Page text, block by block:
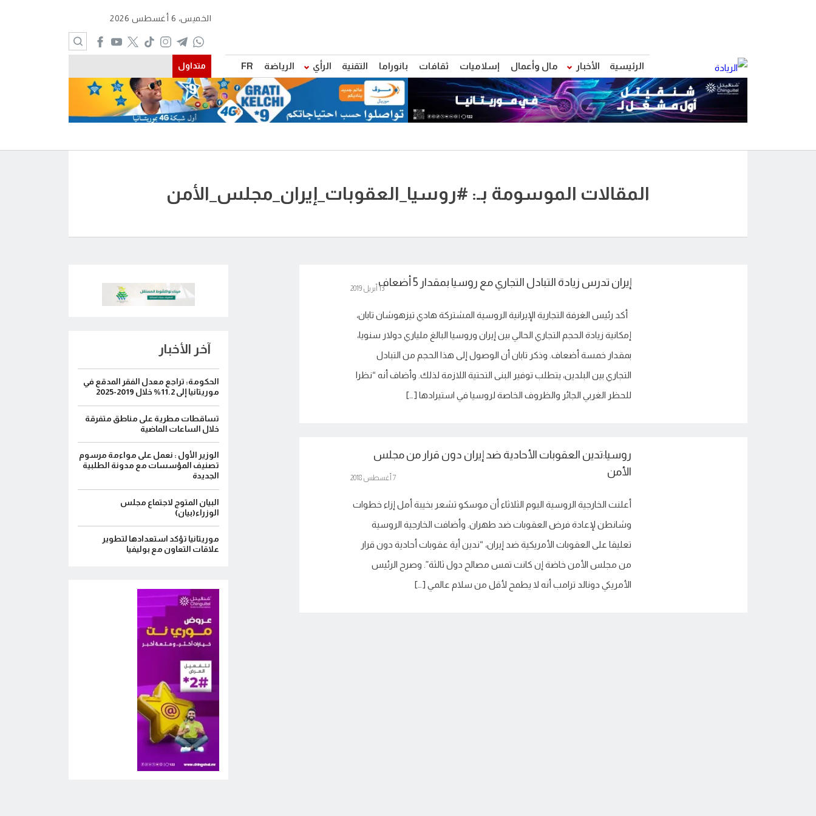
الرئيسية الأخبار مال وأعمال إسلاميات ثقافات بانوراما التقنية الرأي الرياضة FR
الخميس، 6 أغسطس 2026
متداول
المقالات الموسومة بـ: #روسيا_العقوبات_إيران_مجلس_الأمن
إيران تدرس زيادة التبادل التجاري مع روسيا بمقدار 5 أضعاف 13 أبريل 2019
أكد رئيس الغرفة التجارية الإيرانية الروسية المشتركة هادي تيزهوشان تابان،
إمكانية زيادة الحجم التجاري الحالي بين إيران وروسيا البالغ ملياري دولار سنويا،
بمقدار خمسة أضعاف. وذكر تابان أن الوصول إلى هذا الحجم من التبادل
التجاري بين البلدين، يتطلب توفير البنى التحتية اللازمة لذلك. وأضاف أنه “نظرا
للحظر الغربي الجائر والظروف الخاصة لروسيا في استيرادها […]
روسيا:تدين العقوبات الأحادية ضد إيران دون قرار من مجلس
الأمن
7 أغسطس 2018
أعلنت الخارجية الروسية اليوم الثلاثاء أن موسكو تشعر بخيبة أمل إزاء خطوات
وشانطن لإعادة فرض العقوبات ضد طهران. وأضافت الخارجية الروسية
تعليقا على العقوبات الأمريكية ضد إيران، “ندين أية عقوبات أحادية دون قرار
من مجلس الأمن خاضة إن كانت تمس مصالح دول ثالثة”. وصرح الرئيس
الأمريكي دونالد ترامب أنه لا يطمح لأقل من سلام عالمي […]
آخر الأخبار
الحكومة: تراجع معدل الفقر المدقع في
موريتانيا إلى 11.2% خلال 2019-2025
تساقطات مطرية على مناطق متفرقة
خلال الساعات الماضية
الوزير الأول : نعمل على مواءمة مرسوم
تصنيف المؤسسات مع مدونة الطلبية
الجديدة
البيان المتوج لاجتماع مجلس
الوزراء(بيان)
موريتانيا تؤكد استعدادها لتطوير
علاقات التعاون مع بوليفيا